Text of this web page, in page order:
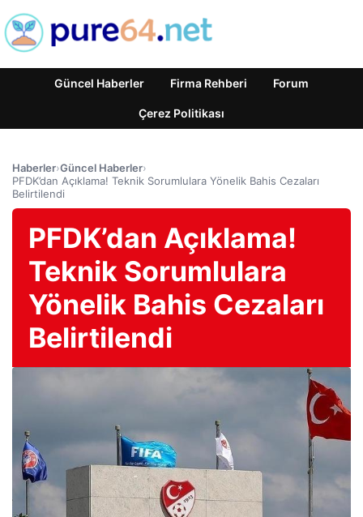
Güncel Haberler Firma Rehberi Forum
Çerez Politikası
Haberler›Güncel Haberler›
PFDK’dan Açıklama! Teknik Sorumlulara Yönelik Bahis Cezaları
Belirtilendi
PFDK’dan Açıklama!
Teknik Sorumlulara
Yönelik Bahis Cezaları
Belirtilendi